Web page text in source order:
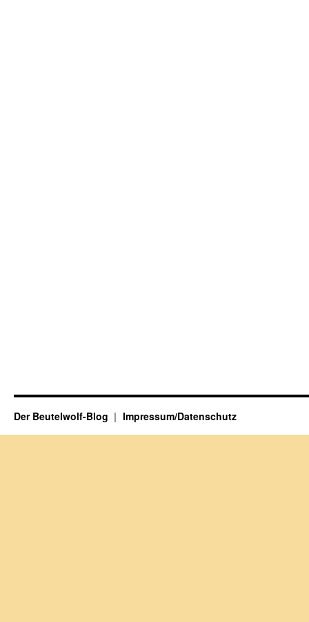
Der Beutelwolf-Blog Impressum/Datenschutz